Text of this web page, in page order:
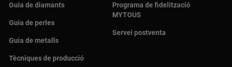
Guia de diamants
Guia de perles
Guia de metalls
Tècniques de producció
Programa de fidelització
MYTOUS
Servei postventa